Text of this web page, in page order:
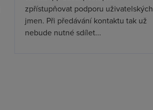
zpřístupňovat podporu uživatelských
jmen. Při předávání kontaktu tak už
nebude nutné sdílet...